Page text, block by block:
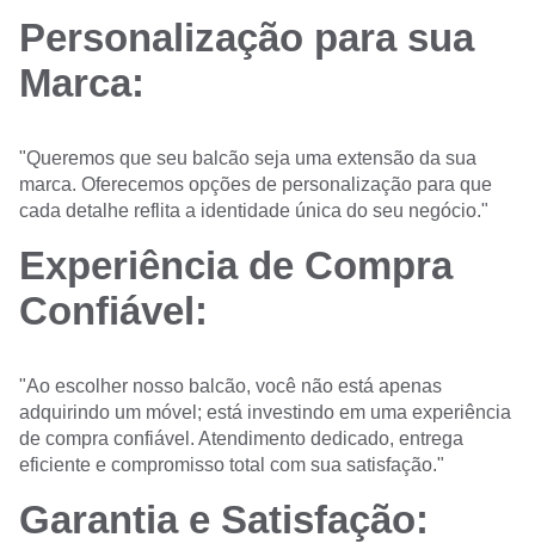
Personalização para sua
Marca:
"Queremos que seu balcão seja uma extensão da sua
marca. Oferecemos opções de personalização para que
cada detalhe reflita a identidade única do seu negócio."
Experiência de Compra
Confiável:
"Ao escolher nosso balcão, você não está apenas
adquirindo um móvel; está investindo em uma experiência
de compra confiável. Atendimento dedicado, entrega
eficiente e compromisso total com sua satisfação."
Garantia e Satisfação: